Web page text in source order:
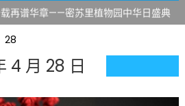
再谱华章——密苏里植物园中华日盛典
龙舟体验日 邀请各界亲身体验划行乐
年 致力推动全球植物多样性研究与中美
28
4 月 28 日